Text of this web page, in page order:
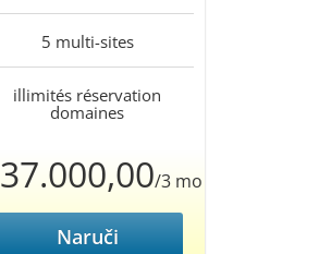
5 multi-sites
illimités réservation
domaines
37.000,00/3 mo
Naruči